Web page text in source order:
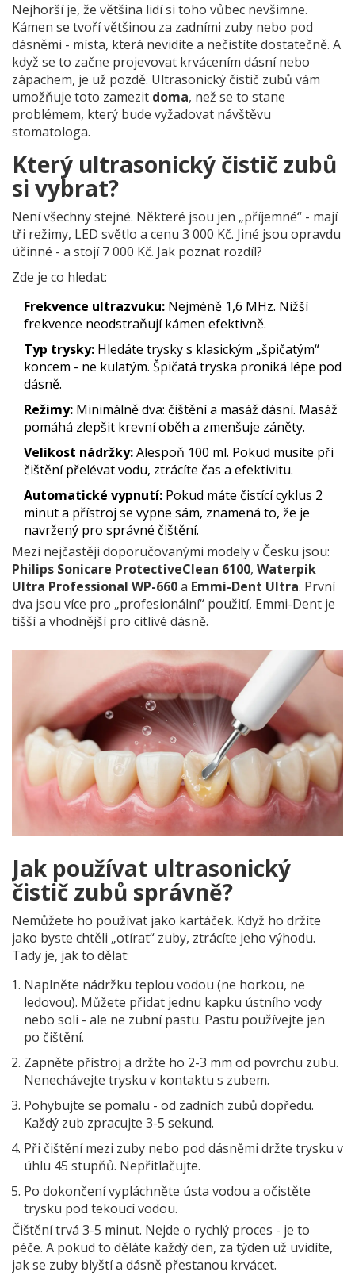
Nejhorší je, že většina lidí si toho vůbec nevšimne.
Kámen se tvoří většinou za zadními zuby nebo pod
dásněmi - místa, která nevidíte a nečistíte dostatečně. A
když se to začne projevovat krvácením dásní nebo
zápachem, je už pozdě. Ultrasonický čistič zubů vám
umožňuje toto zamezit doma, než se to stane
problémem, který bude vyžadovat návštěvu
stomatologa.
Který ultrasonický čistič zubů
si vybrat?
Není všechny stejné. Některé jsou jen „příjemné“ - mají
tři režimy, LED světlo a cenu 3 000 Kč. Jiné jsou opravdu
účinné - a stojí 7 000 Kč. Jak poznat rozdíl?
Zde je co hledat:
Frekvence ultrazvuku: Nejméně 1,6 MHz. Nižší
frekvence neodstraňují kámen efektivně.
Typ trysky: Hledáte trysky s klasickým „špičatým“
koncem - ne kulatým. Špičatá tryska proniká lépe pod
dásně.
Režimy: Minimálně dva: čištění a masáž dásní. Masáž
pomáhá zlepšit krevní oběh a zmenšuje záněty.
Velikost nádržky:Alespoň 100 ml. Pokud musíte při
čištění přelévat vodu, ztrácíte čas a efektivitu.
Automatické vypnutí: Pokud máte čistící cyklus 2
minut a přístroj se vypne sám, znamená to, že je
navržený pro správné čištění.
Mezi nejčastěji doporučovanými modely v Česku jsou:
Philips Sonicare ProtectiveClean 6100, Waterpik
Ultra Professional WP-660a Emmi-Dent Ultra. První
dva jsou více pro „profesionální“ použití, Emmi-Dent je
tišší a vhodnější pro citlivé dásně.
Jak používat ultrasonický
čistič zubů správně?
Nemůžete ho používat jako kartáček. Když ho držíte
jako byste chtěli „otírat“ zuby, ztrácíte jeho výhodu.
Tady je, jak to dělat:
Naplněte nádržku teplou vodou (ne horkou, ne
ledovou). Můžete přidat jednu kapku ústního vody
nebo soli - ale ne zubní pastu. Pastu používejte jen
po čištění.
Zapněte přístroj a držte ho 2-3 mm od povrchu zubu.
Nenechávejte trysku v kontaktu s zubem.
Pohybujte se pomalu - od zadních zubů dopředu.
Každý zub zpracujte 3-5 sekund.
Při čištění mezi zuby nebo pod dásněmi držte trysku v
úhlu 45 stupňů. Nepřitlačujte.
Po dokončení vypláchněte ústa vodou a očistěte
trysku pod tekoucí vodou.
Čištění trvá 3-5 minut. Nejde o rychlý proces - je to
péče. A pokud to děláte každý den, za týden už uvidíte,
jak se zuby blyští a dásně přestanou krvácet.